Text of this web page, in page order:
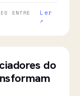
ENTRE
Ler
↗
do